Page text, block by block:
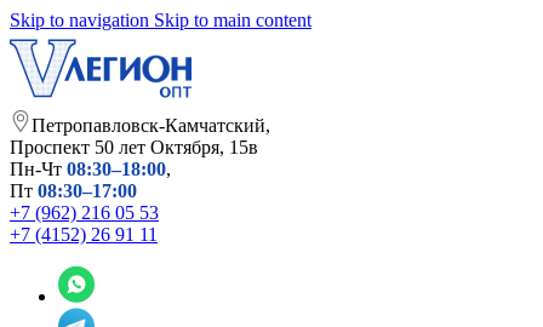
Skip to navigation Skip to main content
Петропавловск-Камчатский,
​Проспект 50 лет Октября, 15в
Пн-Чт 08:30–18:00,
Пт 08:30–17:00
+7 (962) 216 05 53
+7 (4152) 26 91 11